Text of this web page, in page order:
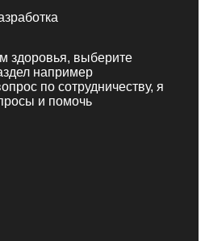
здоровья, выберите
например
по сотрудничеству, я
и помочь